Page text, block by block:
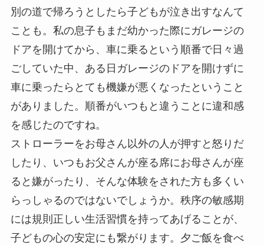
別の道で帰ろうとしたら子どもが泣き出すなんて
ことも。私の息子もまだ幼かった際にガレージの
ドアを開けてから、車に乗るという順番で日々過
ごしていた中、ある日ガレージのドアを開けずに
車に乗ったらとても機嫌が悪くなったということ
がありました。順番がいつもと違うことに違和感
を感じたのですね。
ストローラーをお母さん以外の人が押すと怒りだ
したり、いつもお父さんが座る席にお母さんが座
ると嫌がったり、そんな体験をされた方も多くい
らっしゃるのではないでしょうか。秩序の敏感期
には規則正しい生活習慣を持ってあげることが、
子どもの心の安定にも繋がります。夕ご飯を食べ